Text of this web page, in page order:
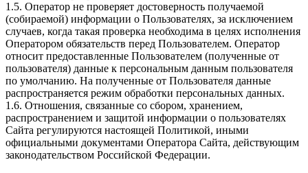
1.5. Оператор не проверяет достоверность получаемой
(собираемой) информации о Пользователях, за исключением
случаев, когда такая проверка необходима в целях исполнения
Оператором обязательств перед Пользователем. Оператор
относит предоставленные Пользователем (полученные от
пользователя) данные к персональным данным пользователя
по умолчанию. На полученные от Пользователя данные
распространяется режим обработки персональных данных.
1.6. Отношения, связанные со сбором, хранением,
распространением и защитой информации о пользователях
Сайта регулируются настоящей Политикой, иными
официальными документами Оператора Сайта, действующим
законодательством Российской Федерации.